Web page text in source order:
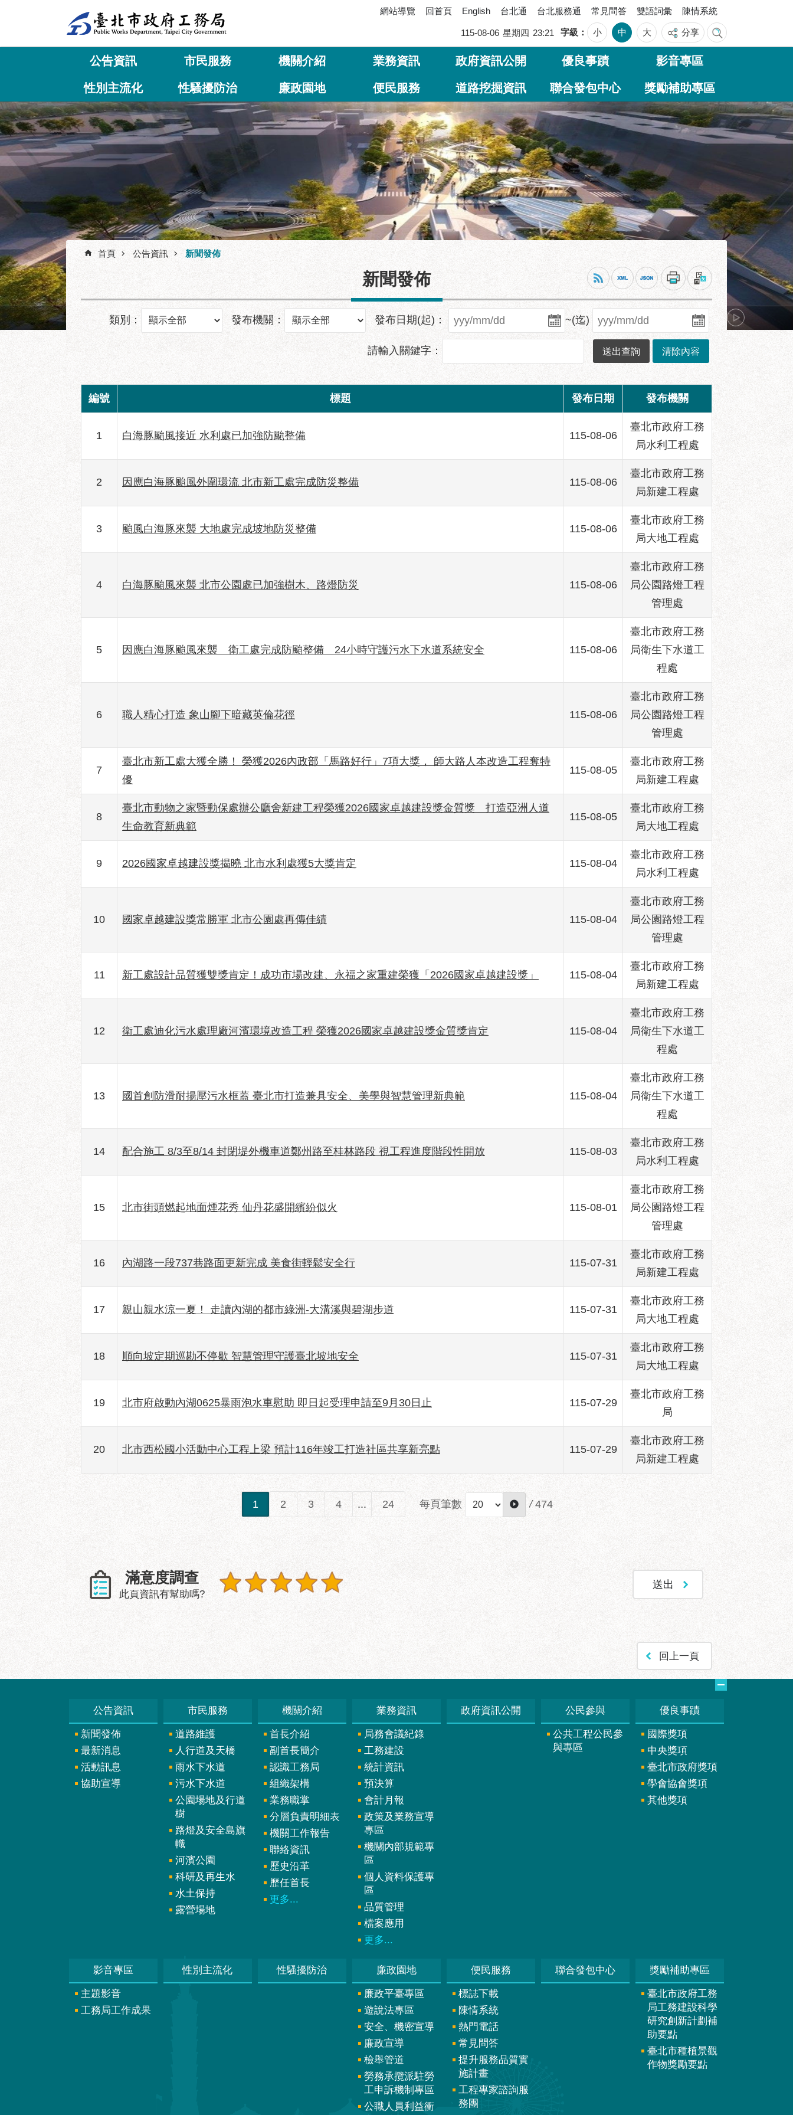
網站導覽 回首頁 English 台北通 台北服務通 常見問答 雙語詞彙 陳情系統
115-08-06 星期四 23:21 字級 小 中 大 分享
公告資訊 市民服務 機關介紹 業務資訊 政府資訊公開 優良事蹟 影音專區
性別主流化 性騷擾防治 廉政園地 便民服務 道路挖掘資訊 聯合發包中心 獎勵補助專區
成功市場地面層建築透視圖
首頁 公告資訊 新聞發佈
新聞發佈
類別： 發布機關： 發布日期(起)： ~(迄)
請輸入關鍵字：
編號 標題 發布日期 發布機關
1 白海豚颱風接近 水利處已加強防颱整備 115-08-06
臺北市政府工務
局水利工程處
2 因應白海豚颱風外圍環流 北市新工處完成防災整備 115-08-06
臺北市政府工務
局新建工程處
3 颱風白海豚來襲 大地處完成坡地防災整備 115-08-06
臺北市政府工務
局大地工程處
4 白海豚颱風來襲 北市公園處已加強樹木、路燈防災 115-08-06
臺北市政府工務
局公園路燈工程
管理處
5 因應白海豚颱風來襲 衛工處完成防颱整備 24小時守護污水下水道系統安全 115-08-06
臺北市政府工務
局衛生下水道工
程處
6 職人精心打造 象山腳下暗藏英倫花徑 115-08-06
臺北市政府工務
局公園路燈工程
管理處
7
臺北市新工處大獲全勝！ 榮獲2026內政部「馬路好行」7項大獎， 師大路人本改造工程奪特
優
115-08-05
臺北市政府工務
局新建工程處
8
臺北市動物之家暨動保處辦公廳舍新建工程榮獲2026國家卓越建設獎金質獎 打造亞洲人道
生命教育新典範
115-08-05
臺北市政府工務
局大地工程處
9 2026國家卓越建設獎揭曉 北市水利處獲5大獎肯定 115-08-04
臺北市政府工務
局水利工程處
10 國家卓越建設獎常勝軍 北市公園處再傳佳績 115-08-04
臺北市政府工務
局公園路燈工程
管理處
11 新工處設計品質獲雙獎肯定！成功市場改建、永福之家重建榮獲「2026國家卓越建設獎」 115-08-04
臺北市政府工務
局新建工程處
12 衛工處迪化污水處理廠河濱環境改造工程 榮獲2026國家卓越建設獎金質獎肯定 115-08-04
臺北市政府工務
局衛生下水道工
程處
13 國首創防滑耐揚壓污水框蓋 臺北市打造兼具安全、美學與智慧管理新典範 115-08-04
臺北市政府工務
局衛生下水道工
程處
14 配合施工 8/3至8/14 封閉堤外機車道鄭州路至桂林路段 視工程進度階段性開放 115-08-03
臺北市政府工務
局水利工程處
15 北市街頭燃起地面煙花秀 仙丹花盛開繽紛似火 115-08-01
臺北市政府工務
局公園路燈工程
管理處
16 內湖路一段737巷路面更新完成 美食街輕鬆安全行 115-07-31
臺北市政府工務
局新建工程處
17 親山親水涼一夏！ 走讀內湖的都市綠洲-大溝溪與碧湖步道 115-07-31
臺北市政府工務
局大地工程處
18 順向坡定期巡勘不停歇 智慧管理守護臺北坡地安全 115-07-31
臺北市政府工務
局大地工程處
19 北市府啟動內湖0625暴雨泡水車慰助 即日起受理申請至9月30日止 115-07-29
臺北市政府工務
局
20 北市西松國小活動中心工程上梁 預計116年竣工打造社區共享新亮點 115-07-29
臺北市政府工務
局新建工程處
1 2 3 4 ... 24 每頁筆數 / 474
滿意度調查
此頁資訊有幫助嗎?
回上一頁
公告資訊
新聞發佈
最新消息
活動訊息
協助宣導
市民服務
道路維護
人行道及天橋
雨水下水道
污水下水道
公園場地及行道
樹
路燈及安全島旗
幟
河濱公園
科研及再生水
水土保持
露營場地
機關介紹
首長介紹
副首長簡介
認識工務局
組織架構
業務職掌
分層負責明細表
機關工作報告
聯絡資訊
歷史沿革
歷任首長
更多...
業務資訊
局務會議紀錄
工務建設
統計資訊
預決算
會計月報
政策及業務宣導
專區
機關內部規範專
區
個人資料保護專
區
品質管理
檔案應用
更多...
政府資訊公開 公民參與
公共工程公民參
與專區
優良事蹟
國際獎項
中央獎項
臺北市政府獎項
學會協會獎項
其他獎項
影音專區
主題影音
工務局工作成果
性別主流化 性騷擾防治 廉政園地
廉政平臺專區
遊說法專區
安全、機密宣導
廉政宣導
檢舉管道
勞務承攬派駐勞
工申訴機制專區
公職人員利益衝
便民服務
標誌下載
陳情系統
熱門電話
常見問答
提升服務品質實
施計畫
工程專家諮詢服
務團
聯合發包中心 獎勵補助專區
臺北市政府工務
局工務建設科學
研究創新計劃補
助要點
臺北市種植景觀
作物獎勵要點